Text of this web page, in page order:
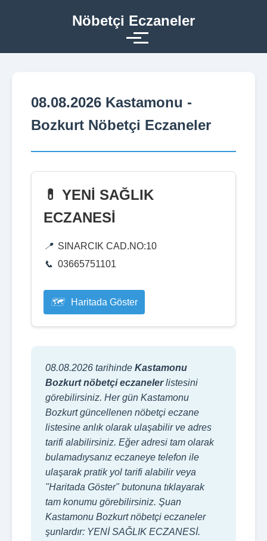
Nöbetçi Eczaneler
08.08.2026 Kastamonu -
Bozkurt Nöbetçi Eczaneler
💊 YENİ SAĞLIK
ECZANESİ
SINARCIK CAD.NO:10
03665751101
Haritada Göster
08.08.2026 tarihinde Kastamonu
Bozkurt nöbetçi eczanelerlistesini
görebilirsiniz. Her gün Kastamonu
Bozkurt güncellenen nöbetçi eczane
listesine anlık olarak ulaşabilir ve adres
tarifi alabilirsiniz. Eğer adresi tam olarak
bulamadıysanız eczaneye telefon ile
ulaşarak pratik yol tarifi alabilir veya
"Haritada Göster" butonuna tıklayarak
tam konumu görebilirsiniz. Şuan
Kastamonu Bozkurt nöbetçi eczaneler
şunlardır: YENİ SAĞLIK ECZANESİ.